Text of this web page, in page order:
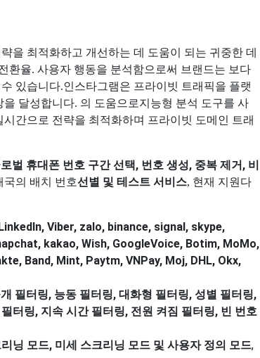
을 최적화하고 개선하는 데 도움이 되는 귀중한 데
환율. 사용자 행동을 분석함으로써 브랜드는 보다
있습니다.인스타그램은 프라이빗 트래픽을 플랫
달성합니다. 의 도움으로지능형 분석 도구를 사
간으로 전략을 최적화하며 프라이빗 도메인 트래
벌 휴대폰 번호 구간 선택, 번호 생성, 중복 제거, 비
국의 배치 번호선별 및 테스트 서비스, 현재 지원 다
Viber, zalo, binance, signal, skype,
kakao, Wish, GoogleVoice, Botim, MoMo,
Band, Mint, Paytm, VNPay, Moj, DHL, Okx,
필터링, 능동 필터링, 대화형 필터링, 성별 필터링,
터링, 지속 시간 필터링, 전원 켜짐 필터링, 빈 번호
닝 모드, 미세 스크리닝 모드 및 사용자 정의 모드,